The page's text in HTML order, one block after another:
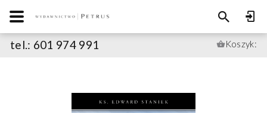
tel.: 601 974 991 Koszyk: